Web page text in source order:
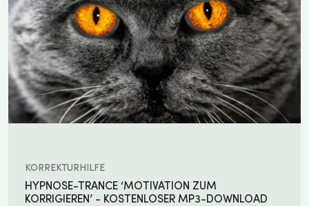
HYPNOSE-TRANCE ‘MOTIVATION ZUM
KORRIGIEREN’ - KOSTENLOSER MP3-DOWNLOAD
KORREKTURHILFE